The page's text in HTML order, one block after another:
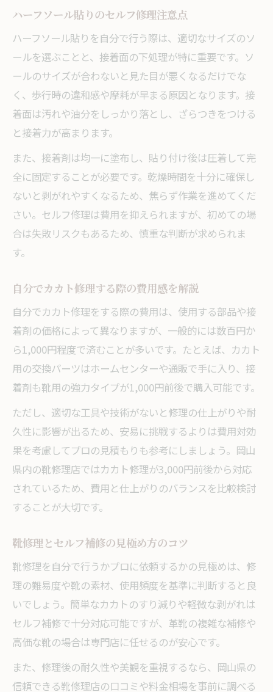
ハーフソール貼りのセルフ修理注意点
ハーフソール貼りを自分で行う際は、適切なサイズのソ
ールを選ぶことと、接着面の下処理が特に重要です。ソ
ールのサイズが合わないと見た目が悪くなるだけでな
く、歩行時の違和感や摩耗が早まる原因となります。接
着面は汚れや油分をしっかり落とし、ざらつきをつける
と接着力が高まります。
また、接着剤は均一に塗布し、貼り付け後は圧着して完
全に固定することが必要です。乾燥時間を十分に確保し
ないと剥がれやすくなるため、焦らず作業を進めてくだ
さい。セルフ修理は費用を抑えられますが、初めての場
合は失敗リスクもあるため、慎重な判断が求められま
す。
自分でカカト修理する際の費用感を解説
自分でカカト修理をする際の費用は、使用する部品や接
着剤の価格によって異なりますが、一般的には数百円か
ら1,000円程度で済むことが多いです。たとえば、カカト
用の交換パーツはホームセンターや通販で手に入り、接
着剤も靴用の強力タイプが1,000円前後で購入可能です。
ただし、適切な工具や技術がないと修理の仕上がりや耐
久性に影響が出るため、安易に挑戦するよりは費用対効
果を考慮してプロの見積もりも参考にしましょう。岡山
県内の靴修理店ではカカト修理が3,000円前後から対応
されているため、費用と仕上がりのバランスを比較検討
することが大切です。
靴修理とセルフ補修の見極め方のコツ
靴修理を自分で行うかプロに依頼するかの見極めは、修
理の難易度や靴の素材、使用頻度を基準に判断すると良
いでしょう。簡単なカカトのすり減りや軽微な剥がれは
セルフ補修で十分対応可能ですが、革靴の複雑な補修や
高価な靴の場合は専門店に任せるのが安心です。
また、修理後の耐久性や美観を重視するなら、岡山県の
信頼できる靴修理店の口コミや料金相場を事前に調べる